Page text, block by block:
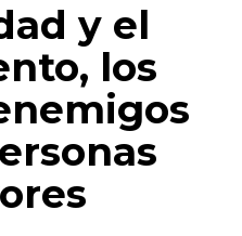
y el
los